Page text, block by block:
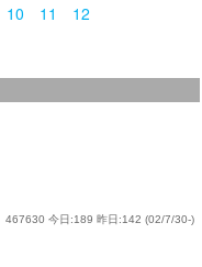
10 11
12
467630 今日:189 昨日:142 (02/7/30-)